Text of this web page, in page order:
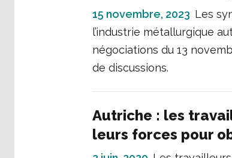
15 novembre, 2023 Les
l’industrie métallurgique
négociations du 13
de discussions.
Autriche : les
leurs forces pour